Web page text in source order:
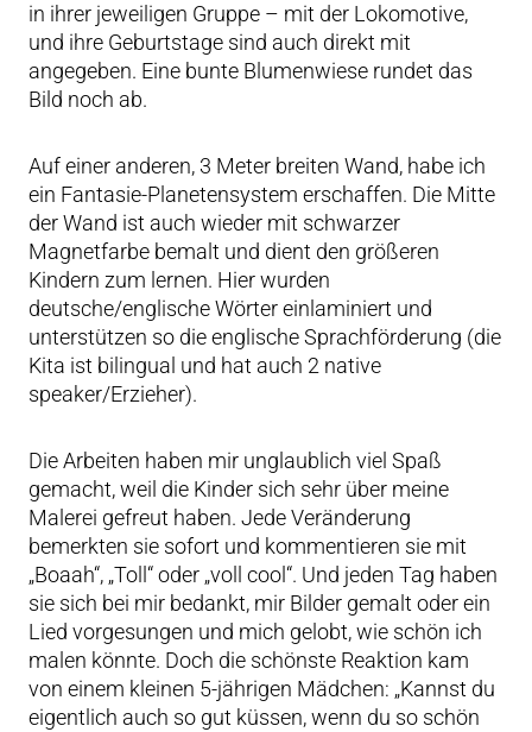
in ihrer jeweiligen Gruppe – mit der Lokomotive,
und ihre Geburtstage sind auch direkt mit
angegeben. Eine bunte Blumenwiese rundet das
Bild noch ab.
Auf einer anderen, 3 Meter breiten Wand, habe ich
ein Fantasie-Planetensystem erschaffen. Die Mitte
der Wand ist auch wieder mit schwarzer
Magnetfarbe bemalt und dient den größeren
Kindern zum lernen. Hier wurden
deutsche/englische Wörter einlaminiert und
unterstützen so die englische Sprachförderung (die
Kita ist bilingual und hat auch 2 native
speaker/Erzieher).
Die Arbeiten haben mir unglaublich viel Spaß
gemacht, weil die Kinder sich sehr über meine
Malerei gefreut haben. Jede Veränderung
bemerkten sie sofort und kommentieren sie mit
„Boaah“, „Toll“ oder „voll cool“. Und jeden Tag haben
sie sich bei mir bedankt, mir Bilder gemalt oder ein
Lied vorgesungen und mich gelobt, wie schön ich
malen könnte. Doch die schönste Reaktion kam
von einem kleinen 5-jährigen Mädchen: „Kannst du
eigentlich auch so gut küssen, wenn du so schön